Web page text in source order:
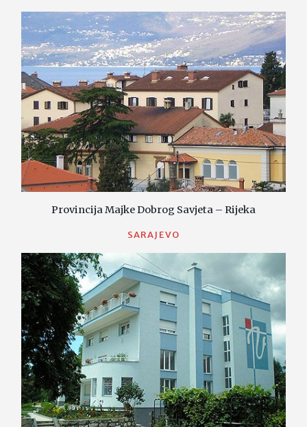
Provincija Majke Dobrog Savjeta – Rijeka
SARAJEVO